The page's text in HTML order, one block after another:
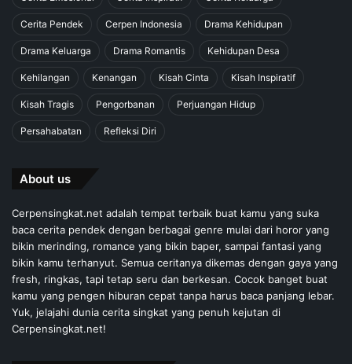
Cerita Pendek Cerpen Indonesia Drama Kehidupan
Drama Keluarga Drama Romantis Kehidupan Desa
Kehilangan Kenangan Kisah Cinta Kisah Inspiratif
Kisah Tragis Pengorbanan Perjuangan Hidup
Persahabatan Refleksi Diri
About us
Cerpensingkat.net adalah tempat terbaik buat kamu yang suka
baca cerita pendek dengan berbagai genre mulai dari horor yang
bikin merinding, romance yang bikin baper, sampai fantasi yang
bikin kamu terhanyut. Semua ceritanya dikemas dengan gaya yang
fresh, ringkas, tapi tetap seru dan berkesan. Cocok banget buat
kamu yang pengen hiburan cepat tanpa harus baca panjang lebar.
Yuk, jelajahi dunia cerita singkat yang penuh kejutan di
Cerpensingkat.net!